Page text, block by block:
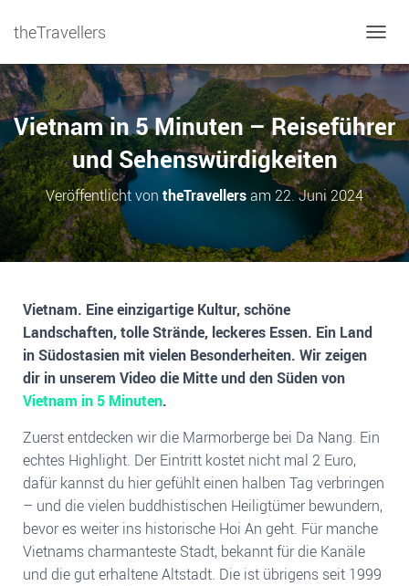
theTravellers
Vietnam in 5 Minuten – Reiseführer
und Sehenswürdigkeiten
Veröffentlicht von theTravellersam 22. Juni 2024
Vietnam. Eine einzigartige Kultur, schöne
Landschaften, tolle Strände, leckeres Essen. Ein Land
in Südostasien mit vielen Besonderheiten. Wir zeigen
dir in unserem Video die Mitte und den Süden von
Vietnam in 5 Minuten.
Zuerst entdecken wir die Marmorberge bei Da Nang. Ein
echtes Highlight. Der Eintritt kostet nicht mal 2 Euro,
dafür kannst du hier gefühlt einen halben Tag verbringen
– und die vielen buddhistischen Heiligtümer bewundern,
bevor es weiter ins historische Hoi An geht. Für manche
Vietnams charmanteste Stadt, bekannt für die Kanäle
und die gut erhaltene Altstadt. Die ist übrigens seit 1999